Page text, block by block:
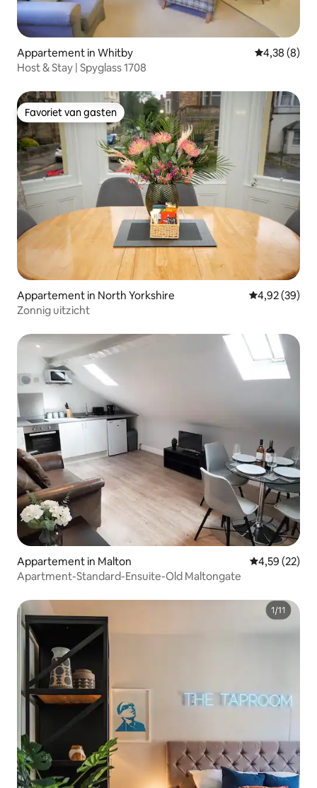
Appartement in Whitby Gemiddelde
4,38 (8)
Host & Stay | Spyglass 1708
Favoriet van gasten
Favoriet van gasten
Appartement in North Yorkshire Gemiddelde
4,92 (39)
Zonnig uitzicht
Appartement in Malton Gemiddelde
4,59 (22)
Apartment-Standard-Ensuite-Old Maltongate